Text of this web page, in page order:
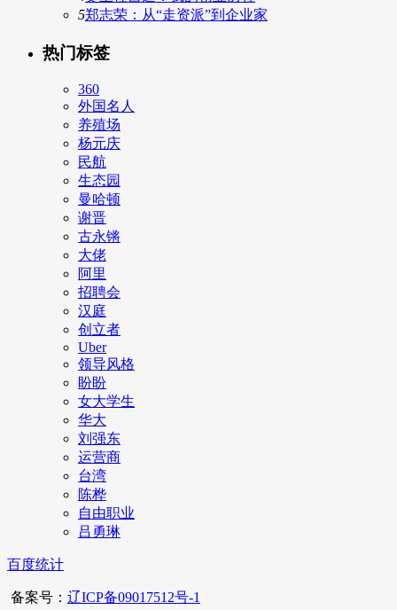
5郑志荣：从“走资派”到企业家
热门标签
360
外国名人
养殖场
杨元庆
民航
生态园
曼哈顿
谢晋
古永锵
大佬
阿里
招聘会
汉庭
创立者
Uber
领导风格
盼盼
女大学生
华大
刘强东
运营商
台湾
陈桦
自由职业
吕勇琳
百度统计
备案号： 辽ICP备09017512号-1